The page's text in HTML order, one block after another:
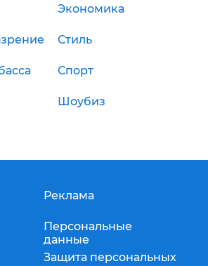
Экономика
Стиль
Спорт
Шоубиз
Реклама
Персональные
данные
Защита персональных